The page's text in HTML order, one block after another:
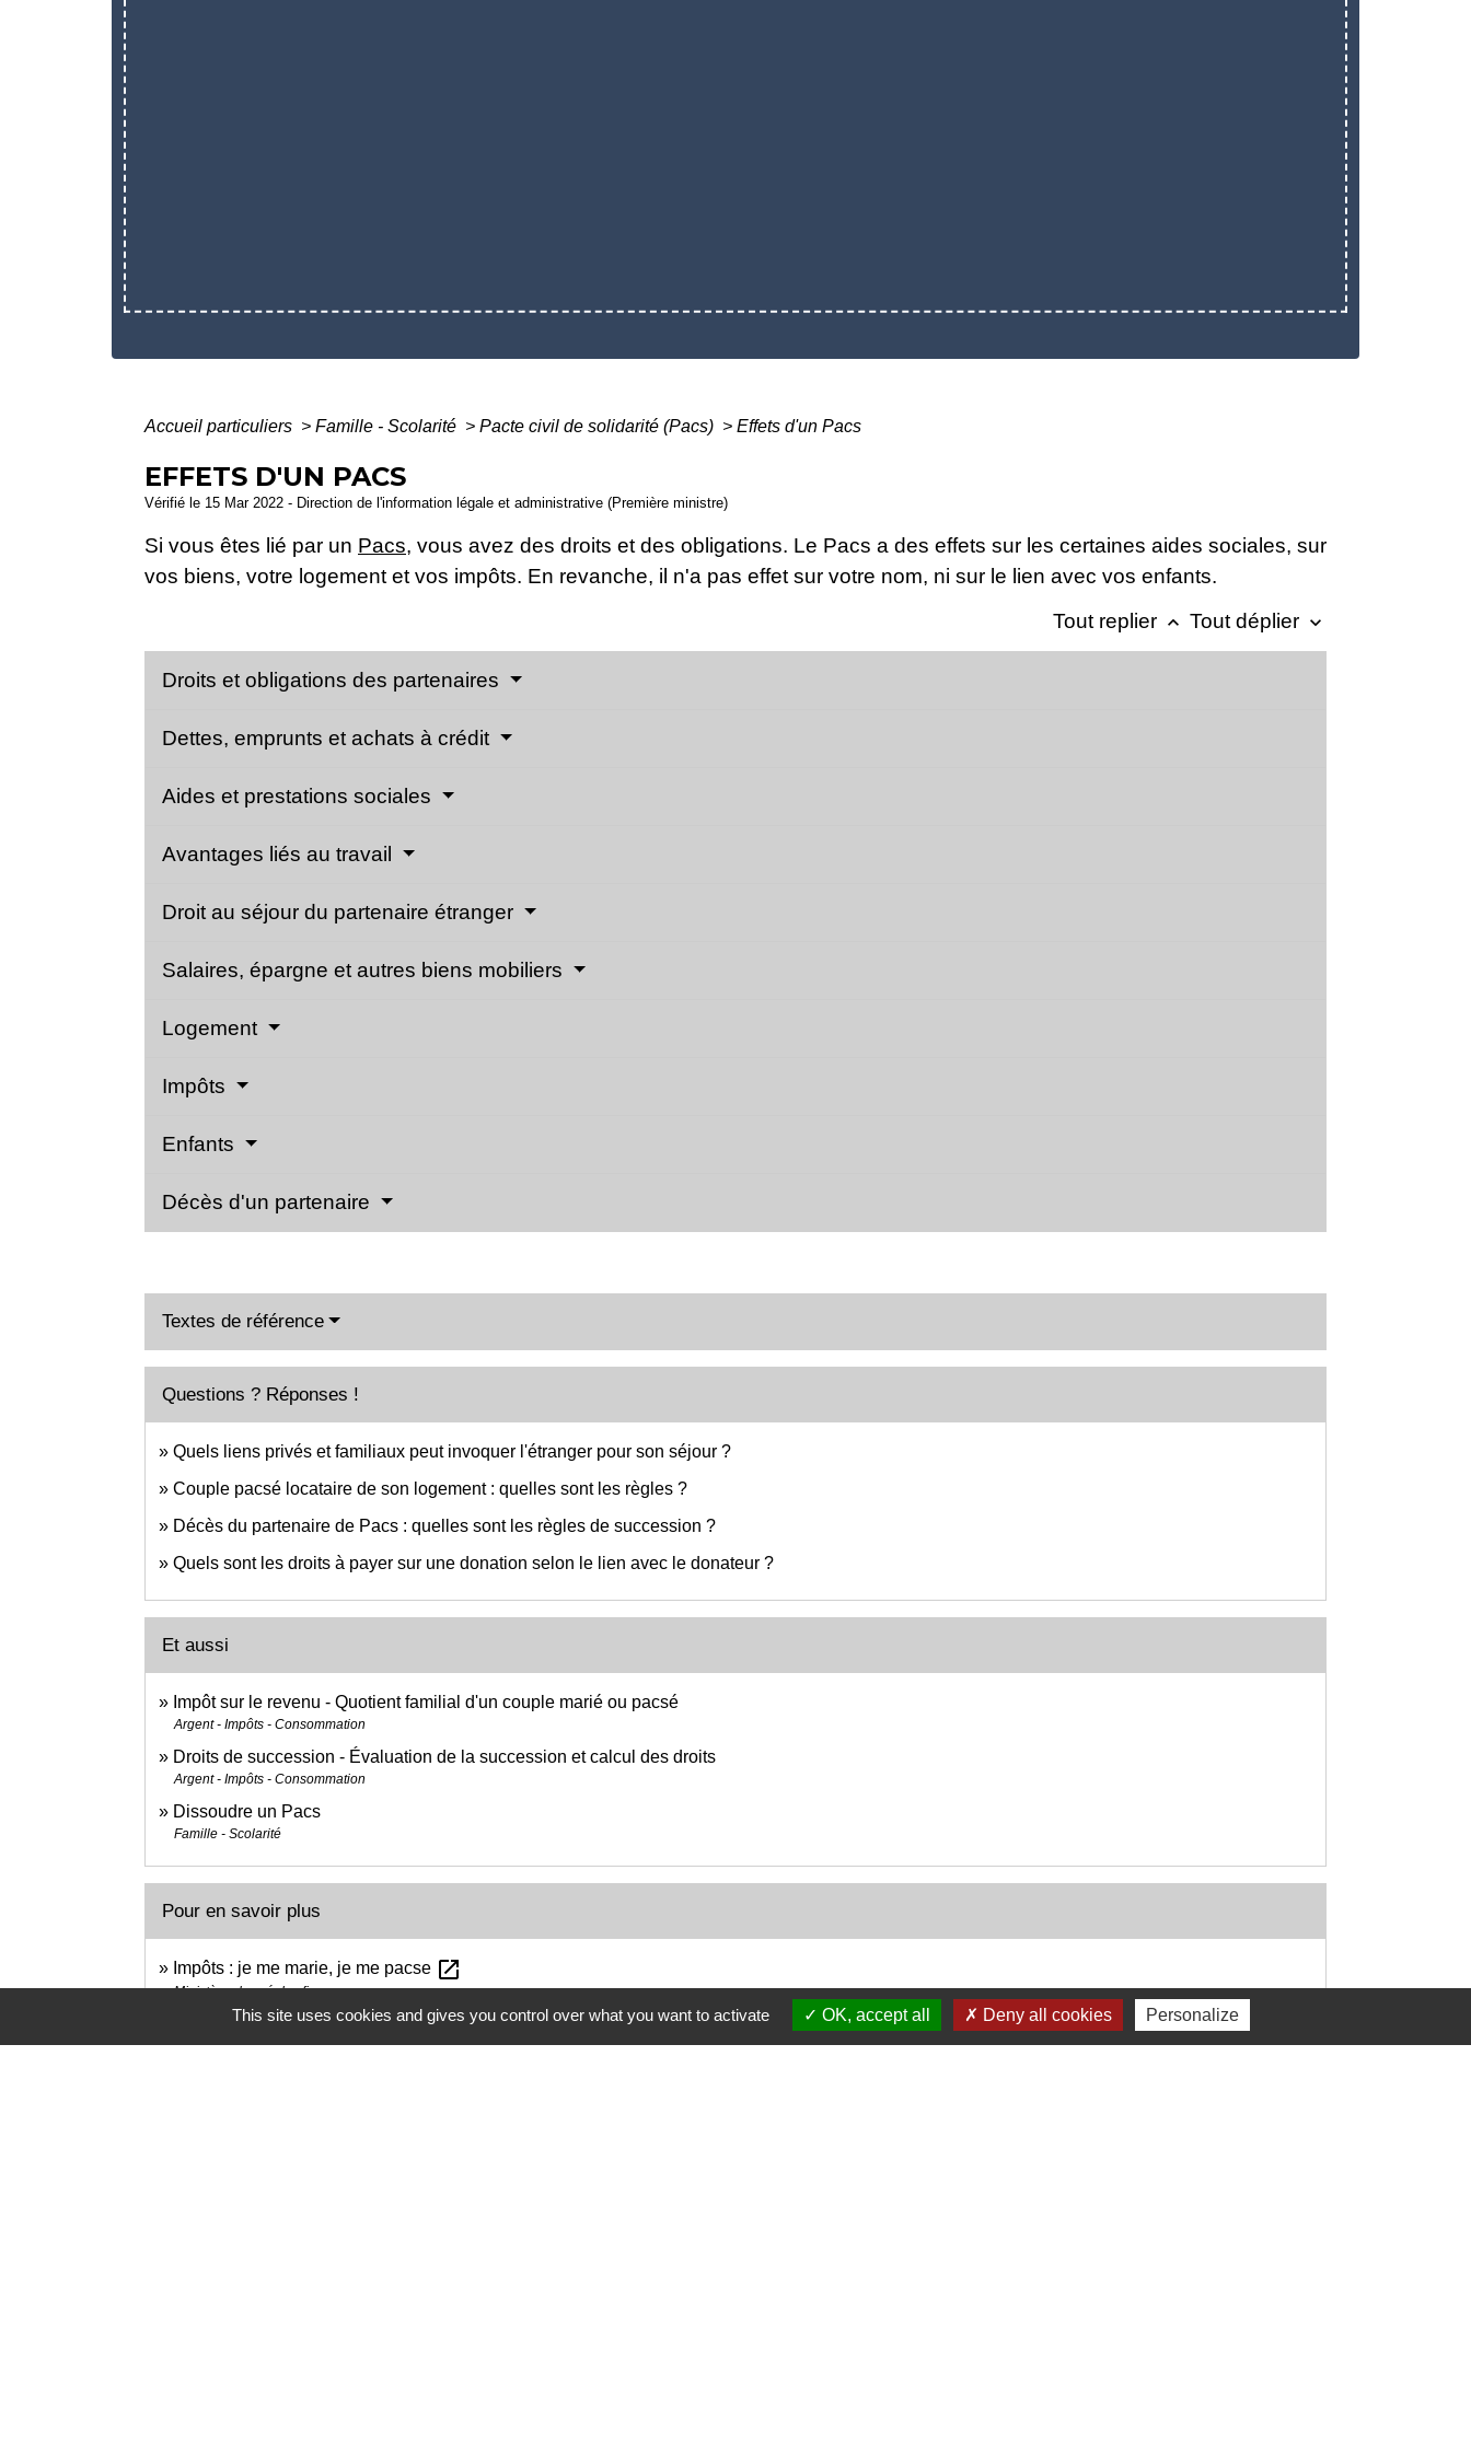
Accueil particuliers > Famille - Scolarité > Pacte civil de solidarité (Pacs) > Effets d'un Pacs
EFFETS D'UN PACS
Vérifié le 15 Mar 2022 - Direction de l'information légale et administrative (Première ministre)
Si vous êtes lié par un Pacs, vous avez des droits et des obligations. Le Pacs a des effets sur les certaines aides sociales, sur
vos biens, votre logement et vos impôts. En revanche, il n'a pas effet sur votre nom, ni sur le lien avec vos enfants.
Tout replier keyboard_arrow_up Tout déplier keyboard_arrow_down
Droits et obligations des partenaires
Dettes, emprunts et achats à crédit
Aides et prestations sociales
Avantages liés au travail
Droit au séjour du partenaire étranger
Salaires, épargne et autres biens mobiliers
Logement
Impôts
Enfants
Décès d'un partenaire
Textes de référence
Questions ? Réponses !
Quels liens privés et familiaux peut invoquer l'étranger pour son séjour ?
Couple pacsé locataire de son logement : quelles sont les règles ?
Décès du partenaire de Pacs : quelles sont les règles de succession ?
Quels sont les droits à payer sur une donation selon le lien avec le donateur ?
Et aussi
Impôt sur le revenu - Quotient familial d'un couple marié ou pacsé
Argent - Impôts - Consommation
Droits de succession - Évaluation de la succession et calcul des droits
Argent - Impôts - Consommation
Dissoudre un Pacs
Famille - Scolarité
Pour en savoir plus
Impôts : je me marie, je me pacse open_in_new
Ministère chargé des finances
This site uses cookies and gives you control over what you want to activate OK, accept all Deny all cookies Personalize